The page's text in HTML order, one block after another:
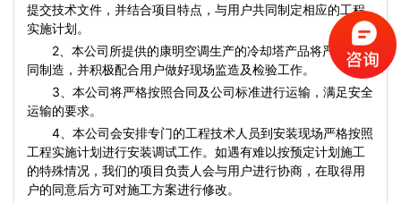
提交技术文件，并结合项目特点，与用户共同制定相应的工程
实施计划。
2、本公司所提供的康明空调生产的冷却塔产品将严格按合
同制造，并积极配合用户做好现场监造及检验工作。
3、本公司将严格按照合同及公司标准进行运输，满足安全
运输的要求。
4、本公司会安排专门的工程技术人员到安装现场严格按照
工程实施计划进行安装调试工作。如遇有难以按预定计划施工
的特殊情况，我们的项目负责人会与用户进行协商，在取得用
户的同意后方可对施工方案进行修改。